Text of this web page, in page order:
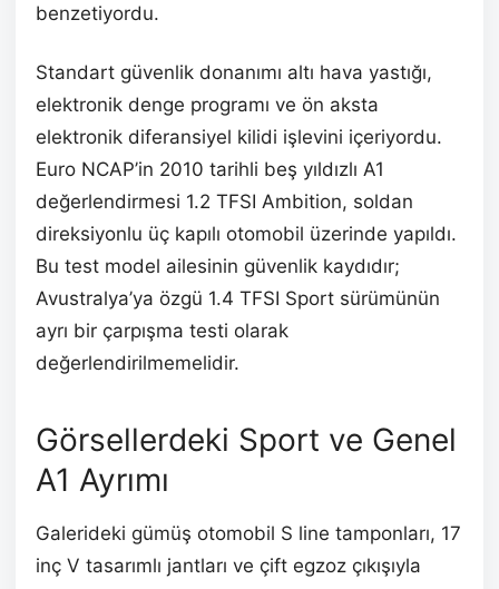
benzetiyordu.
Standart güvenlik donanımı altı hava yastığı,
elektronik denge programı ve ön aksta
elektronik diferansiyel kilidi işlevini içeriyordu.
Euro NCAP’in 2010 tarihli beş yıldızlı A1
değerlendirmesi 1.2 TFSI Ambition, soldan
direksiyonlu üç kapılı otomobil üzerinde yapıldı.
Bu test model ailesinin güvenlik kaydıdır;
Avustralya’ya özgü 1.4 TFSI Sport sürümünün
ayrı bir çarpışma testi olarak
değerlendirilmemelidir.
Görsellerdeki Sport ve Genel
A1 Ayrımı
Galerideki gümüş otomobil S line tamponları, 17
inç V tasarımlı jantları ve çift egzoz çıkışıyla